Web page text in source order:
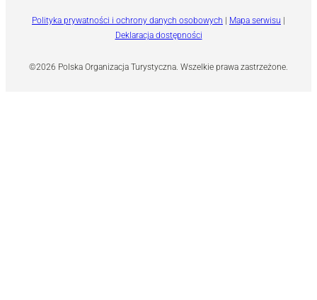
©2026 Polska Organizacja Turystyczna. Wszelkie prawa zastrzeżone.
Polityka prywatności i ochrony danych osobowych | Mapa serwisu |
Deklaracja dostępności